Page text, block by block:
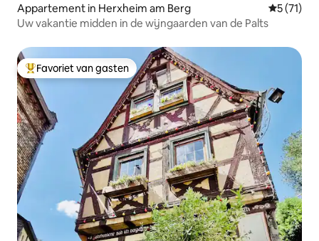
Appartement in Herxheim am Berg
5 (71)
Uw vakantie midden in de wijngaarden van de Palts
Topfavoriet van gasten
Favoriet van gasten